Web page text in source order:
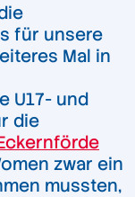
für unsere
Mal in
U17- und
die
zwar ein
mussten,